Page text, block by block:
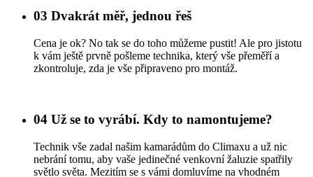
03 Dvakrát měř, jednou řeš
Cena je ok? No tak se do toho můžeme pustit! Ale pro jistotu
k vám ještě prvně pošleme technika, který vše přeměří a
zkontroluje, zda je vše připraveno pro montáž.
04 Už se to vyrábí. Kdy to namontujeme?
Technik vše zadal našim kamarádům do Climaxu a už nic
nebrání tomu, aby vaše jedinečné venkovní žaluzie spatřily
světlo světa. Mezitím se s vámi domluvíme na vhodném